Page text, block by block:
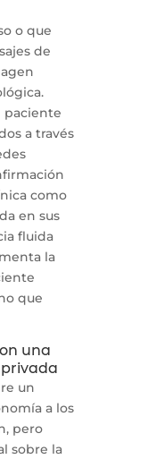
o que
de
paciente
a través
como
en sus
fluida
la
que
una
un
a los
pero
sobre la